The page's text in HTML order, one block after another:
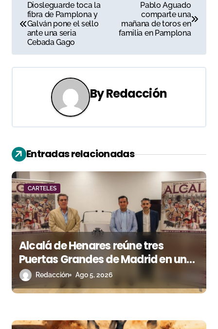
a
e
c
i
ó
n
d
e
e
n
t
a
Diosleguarde toca la
fibra de Pamplona y
Galván pone el sello
ante una seria
Cebada Gago
Pablo Aguado
comparte una
mañana de toros en
familia en Pamplona
ByRedacción
Entradas relacionadas
CARTELES
Alcalá de Henares reúne tres
Puertas Grandes de Madrid en una
feria de alto nivel
Redacción Ago 5, 2026